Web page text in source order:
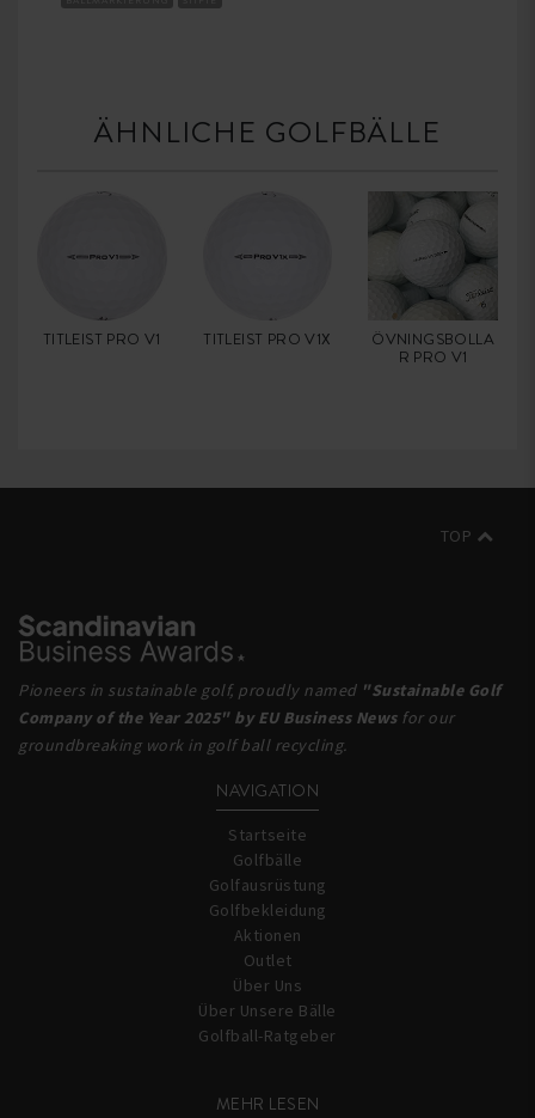
ÄHNLICHE GOLFBÄLLE
TITLEIST PRO V1 TITLEIST PRO V1X ÖVNINGSBOLLA
R PRO V1
Pioneers in sustainable golf, proudly named "Sustainable Golf
Company of the Year 2025" by EU Business Newsfor our
groundbreaking work in golf ball recycling.
TOP
NAVIGATION
Startseite
Golfbälle
Golfausrüstung
Golfbekleidung
Aktionen
Outlet
Über Uns
Über Unsere Bälle
Golfball-Ratgeber
MEHR LESEN